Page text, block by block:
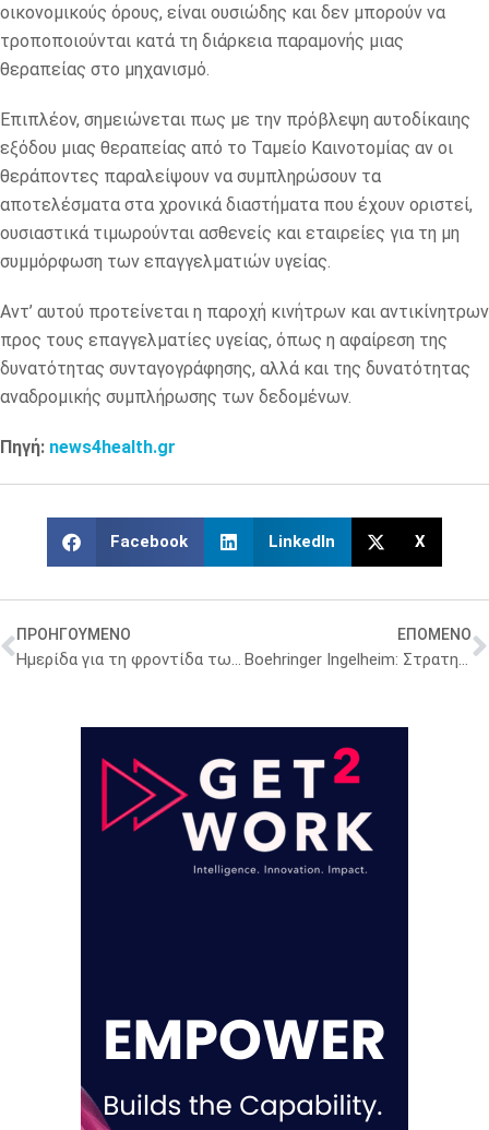
οικονομικούς όρους, είναι ουσιώδης και δεν μπορούν να
τροποποιούνται κατά τη διάρκεια παραμονής μιας
θεραπείας στο μηχανισμό.
Επιπλέον, σημειώνεται πως με την πρόβλεψη αυτοδίκαιης
εξόδου μιας θεραπείας από το Ταμείο Καινοτομίας αν οι
θεράποντες παραλείψουν να συμπληρώσουν τα
αποτελέσματα στα χρονικά διαστήματα που έχουν οριστεί,
ουσιαστικά τιμωρούνται ασθενείς και εταιρείες για τη μη
συμμόρφωση των επαγγελματιών υγείας.
Αντ’ αυτού προτείνεται η παροχή κινήτρων και αντικίνητρων
προς τους επαγγελματίες υγείας, όπως η αφαίρεση της
δυνατότητας συνταγογράφησης, αλλά και της δυνατότητας
αναδρομικής συμπλήρωσης των δεδομένων.
Πηγή: news4health.gr
Facebook LinkedIn X
ΠΡΟΗΓΟΥΜΕΝΟ
Ημερίδα για τη φροντίδα των ογκολογικών ασθενών και τη δύναμη της τέχνης στο Ίδρυμα Μιχάλης Κακογιάννης
ΕΠΟΜΕΝΟ
Boehringer Ingelheim: Στρατηγική συνεργασία με τη Rectify Pharmaceuticals για τη Χρόνια Νεφρική Νόσο